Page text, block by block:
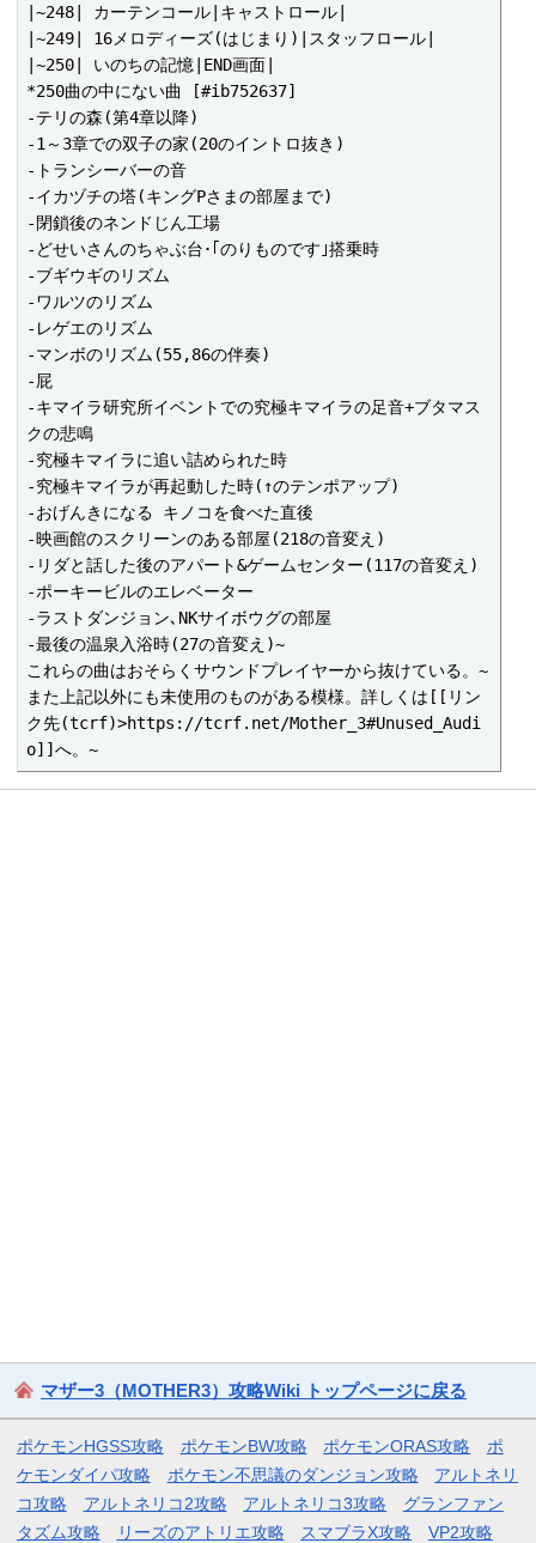
|~248| カーテンコール|キャストロール|
|~249| 16メロディーズ(はじまり)|スタッフロール|
|~250| いのちの記憶|END画面|
*250曲の中にない曲 [#ib752637]
-テリの森(第4章以降)
-1～3章での双子の家(20のイントロ抜き)
-トランシーバーの音
-イカヅチの塔(キングPさまの部屋まで)
-閉鎖後のネンドじん工場
-どせいさんのちゃぶ台･｢のりものです｣搭乗時
-ブギウギのリズム
-ワルツのリズム
-レゲエのリズム
-マンボのリズム(55,86の伴奏)
-屁
-キマイラ研究所イベントでの究極キマイラの足音+ブタマス
クの悲鳴
-究極キマイラに追い詰められた時
-究極キマイラが再起動した時(↑のテンポアップ)
-おげんきになる キノコを食べた直後
-映画館のスクリーンのある部屋(218の音変え)
-リダと話した後のアパート&ゲームセンター(117の音変え)
-ポーキービルのエレベーター
-ラストダンジョン､NKサイボウグの部屋
-最後の温泉入浴時(27の音変え)~
これらの曲はおそらくサウンドプレイヤーから抜けている。~
また上記以外にも未使用のものがある模様。詳しくは[[リン
ク先(tcrf)>https://tcrf.net/Mother_3#Unused_Audi
マザー3（MOTHER3）攻略Wiki トップページに戻る
ポケモンHGSS攻略 ポケモンBW攻略 ポケモンORAS攻略
ポ
ケモンダイパ攻略
ポケモン不思議のダンジョン攻略
アルトネリ
コ攻略
アルトネリコ2攻略 アルトネリコ3攻略
グランファン
タズム攻略
リーズのアトリエ攻略 スマブラX攻略 VP2攻略